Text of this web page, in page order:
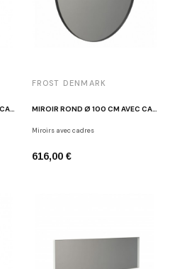
MIROIR ROND Ø 100 CM AVEC CADRE DORÉ POLI FROST U4131-GO
FROST DENMARK
MIROIR ROND Ø 100 CM AVEC CADRE NOIR FROST U4131-B
Miroirs avec cadres
616,00 €